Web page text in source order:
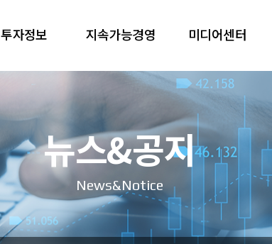
투자정보 지속가능경영 미디어센터
뉴스&공지
News&Notice